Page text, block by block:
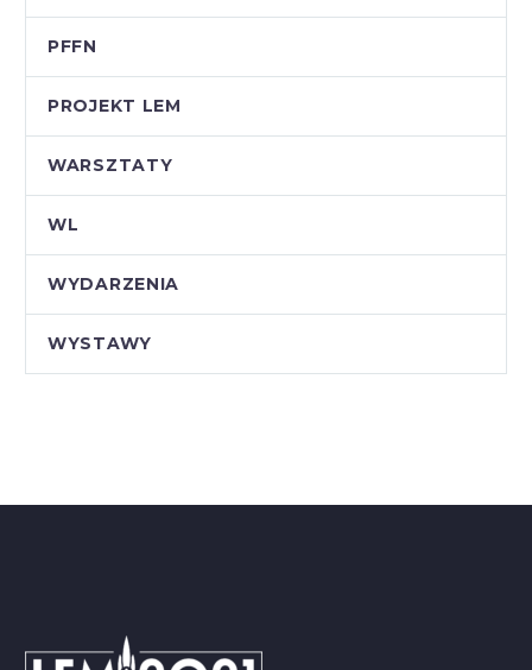
PFFN
PROJEKT LEM
WARSZTATY
WL
WYDARZENIA
WYSTAWY